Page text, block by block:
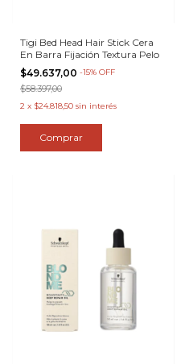
Tigi Bed Head Hair Stick Cera
En Barra Fijación Textura Pelo
$49.637,00 -15% OFF
$58.397,00
2 x $24.818,50 sin interés